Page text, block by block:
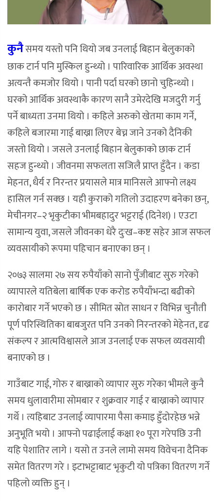
कुनैसमय यस्तो पनि थियो जब उनलाई बिहान बेलुकाको
छाक टार्न पनि मुस्किल हुन्थ्यो । पारिवारिक आर्थिक अवस्था
अत्यन्तै कमजोर थियो । पानी पर्दा घरको छानो चुहिन्थ्यो ।
घरको आर्थिक अवस्थाकै कारण सानै उमेरदेखि मजदुरी गर्नु
पर्ने बाध्यता उनमा थियो । कहिले अरुको खेतमा काम गर्ने,
कहिले बजारमा गाई बाख्रा लिएर बेच्न जाने उनको दैनिकी
जस्तो थियो । जसले उनलाई बिहान बेलुकाको छाक टार्न
सहज हुन्थ्यो । जीवनमा सफलता सजिलै प्राप्त हुँदैन । कडा
मेहनत, धैर्य र निरन्तर प्रयासले मात्र मानिसले आफ्नो लक्ष्य
हासिल गर्न सक्छ । यही कुराको गतिलो उदाहरण बनेका छन्,
मेचीनगर–२ भृकुटीका भीमबहादुर भट्टराई (दिनेश) । एउटा
सामान्य युवा, जसले जीवनका धेरै दुःख–कष्ट सहेर आज सफल
व्यवसायीको रूपमा पहिचान बनाएका छन् ।
२०७३ सालमा २७ सय रुपैयाँको सानो पुँजीबाट सुरु गरेको
व्यापारले यतिबेला बार्षिक एक करोड रुपैयाँभन्दा बढीको
कारोबार गर्ने भएको छ । सीमित स्रोत साधन र विभिन्न चुनौती
पूर्ण परिस्थितिका बाबजुरत पनि उनको निरन्तरको मेहेनत, दृढ
संकल्प र आत्मविश्वासले आज उनलाई एक सफल व्यवसायी
बनाएको छ ।
गाउँबाट गाई, गोरु र बाख्राको व्यापार सुरु गरेका भीमले कुनै
समय धुलावारीमा सोमबार र शुक्रवार गाई र बाख्राको व्यापार
गर्थे । त्यहिबाट उनलाई व्यापारमा पैसा कमाइ हुँदोरहेछ भन्ने
अनुभूति भयो । आफ्नो पढाईलाई कक्षा १० पूरा गरेपछि उनी
यहि पेशातिर लागे । यसो त उनले लामो समय विवेचना दैनिक
समेत वितरण गरे । इटाभट्टाबाट भृकुटी यो पत्रिका वितरण गर्ने
पहिलो व्यक्ति हुन् ।